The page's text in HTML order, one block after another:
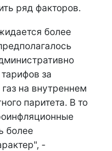
ряд факторов.
более
за
на внутреннем
паритета. В то
более
-